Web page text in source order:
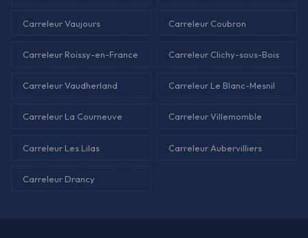
Carreleur Vaujours Carreleur Coubron
Carreleur Roissy-en-France Carreleur Clichy-sous-Bois
Carreleur Vaudherland Carreleur Le Blanc-Mesnil
Carreleur La Courneuve Carreleur Villemomble
Carreleur Les Lilas Carreleur Aubervilliers
Carreleur Drancy